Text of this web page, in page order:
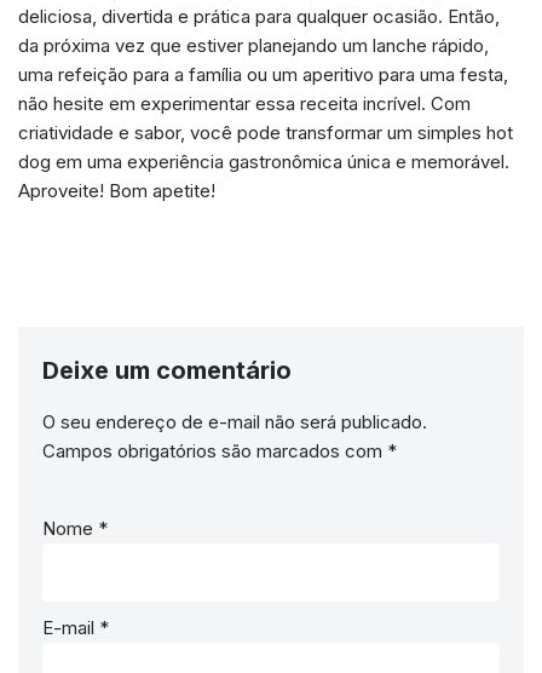
deliciosa, divertida e prática para qualquer ocasião. Então,
da próxima vez que estiver planejando um lanche rápido,
uma refeição para a família ou um aperitivo para uma festa,
não hesite em experimentar essa receita incrível. Com
criatividade e sabor, você pode transformar um simples hot
dog em uma experiência gastronômica única e memorável.
Aproveite! Bom apetite!
Deixe um comentário
O seu endereço de e-mail não será publicado.
Campos obrigatórios são marcados com *
Nome *
E-mail *